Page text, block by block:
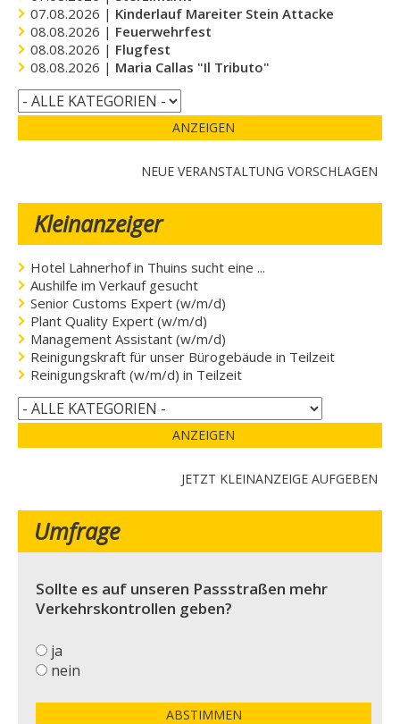
07.08.2026 | Kinderlauf Mareiter Stein Attacke
08.08.2026 | Feuerwehrfest
08.08.2026 | Flugfest
08.08.2026 | Maria Callas "Il Tributo"
ANZEIGEN
NEUE VERANSTALTUNG VORSCHLAGEN
Kleinanzeiger
Hotel Lahnerhof in Thuins sucht eine ...
Aushilfe im Verkauf gesucht
Senior Customs Expert (w/m/d)
Plant Quality Expert (w/m/d)
Management Assistant (w/m/d)
Reinigungskraft für unser Bürogebäude in Teilzeit
Reinigungskraft (w/m/d) in Teilzeit
ANZEIGEN
JETZT KLEINANZEIGE AUFGEBEN
Umfrage
Sollte es auf unseren Passstraßen mehr
Verkehrskontrollen geben?
ja
nein
ABSTIMMEN